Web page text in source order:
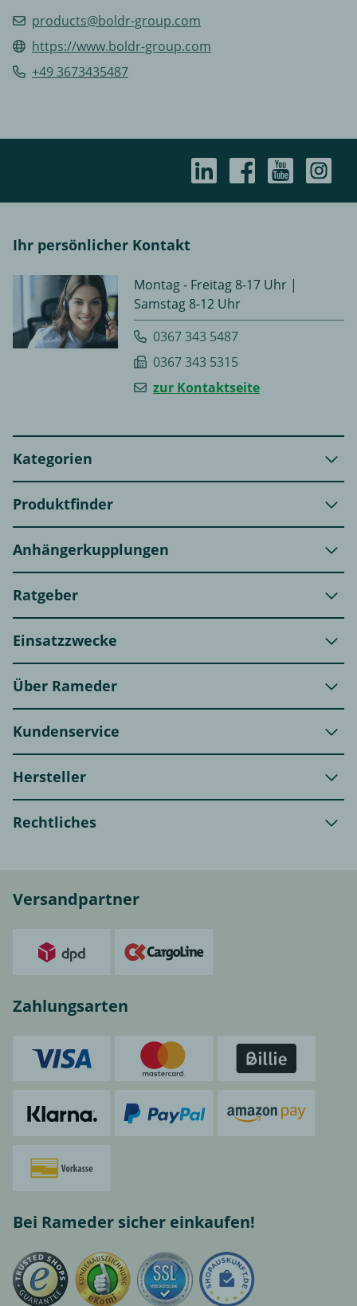
products@boldr-group.com
https://www.boldr-group.com
+49 3673435487
Ihr persönlicher Kontakt
Montag - Freitag 8-17 Uhr |
Samstag 8-12 Uhr
0367 343 5487
0367 343 5315
zur Kontaktseite
Kategorien
Produktfinder
Anhängerkupplungen
Ratgeber
Einsatzzwecke
Über Rameder
Kundenservice
Hersteller
Rechtliches
Versandpartner
Zahlungsarten
Bei Rameder sicher einkaufen!